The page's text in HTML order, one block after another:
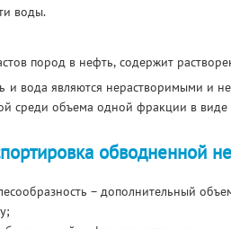
воды.
пород в нефть, содержит
и вода являются нерастворимыми и
среди объема одной фракции в виде
обводненной
– дополнительный